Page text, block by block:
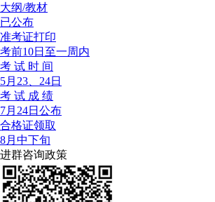
大纲/教材
已公布
准考证打印
考前10日至一周内
考 试 时 间
5月23、24日
考 试 成 绩
7月24日公布
合格证领取
8月中下旬
进群咨询政策